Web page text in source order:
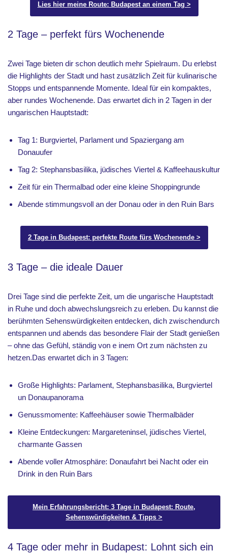
Lies hier meine Route: Budapest an einem Tag >
2 Tage – perfekt fürs Wochenende
Zwei Tage bieten dir schon deutlich mehr Spielraum. Du erlebst
die Highlights der Stadt und hast zusätzlich Zeit für kulinarische
Stopps und entspannende Momente. Ideal für ein kompaktes,
aber rundes Wochenende. Das erwartet dich in 2 Tagen in der
ungarischen Hauptstadt:
Tag 1: Burgviertel, Parlament und Spaziergang am
Donauufer
Tag 2: Stephansbasilika, jüdisches Viertel & Kaffeehauskultur
Zeit für ein Thermalbad oder eine kleine Shoppingrunde
Abende stimmungsvoll an der Donau oder in den Ruin Bars
2 Tage in Budapest: perfekte Route fürs Wochenende >
3 Tage – die ideale Dauer
Drei Tage sind die perfekte Zeit, um die ungarische Hauptstadt
in Ruhe und doch abwechslungsreich zu erleben. Du kannst die
berühmten Sehenswürdigkeiten entdecken, dich zwischendurch
entspannen und abends das besondere Flair der Stadt genießen
– ohne das Gefühl, ständig von e inem Ort zum nächsten zu
hetzen.Das erwartet dich in 3 Tagen:
Große Highlights: Parlament, Stephansbasilika, Burgviertel
un Donaupanorama
Genussmomente: Kaffeehäuser sowie Thermalbäder
Kleine Entdeckungen: Margareteninsel, jüdisches Viertel,
charmante Gassen
Abende voller Atmosphäre: Donaufahrt bei Nacht oder ein
Drink in den Ruin Bars
Mein Erfahrungsbericht: 3 Tage in Budapest: Route,
Sehenswürdigkeiten & Tipps >
4 Tage oder mehr in Budapest: Lohnt sich ein